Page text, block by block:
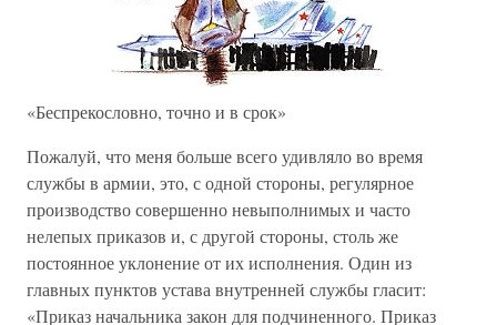
«Беспрекословно, точно и в срок»
Пожалуй, что меня больше всего удивляло во время
службы в армии, это, с одной стороны, регулярное
производство совершенно невыполнимых и часто
нелепых приказов и, с другой стороны, столь же
постоянное уклонение от их исполнения. Один из
главных пунктов устава внутренней службы гласит:
«Приказ начальника закон для подчиненного. Приказ